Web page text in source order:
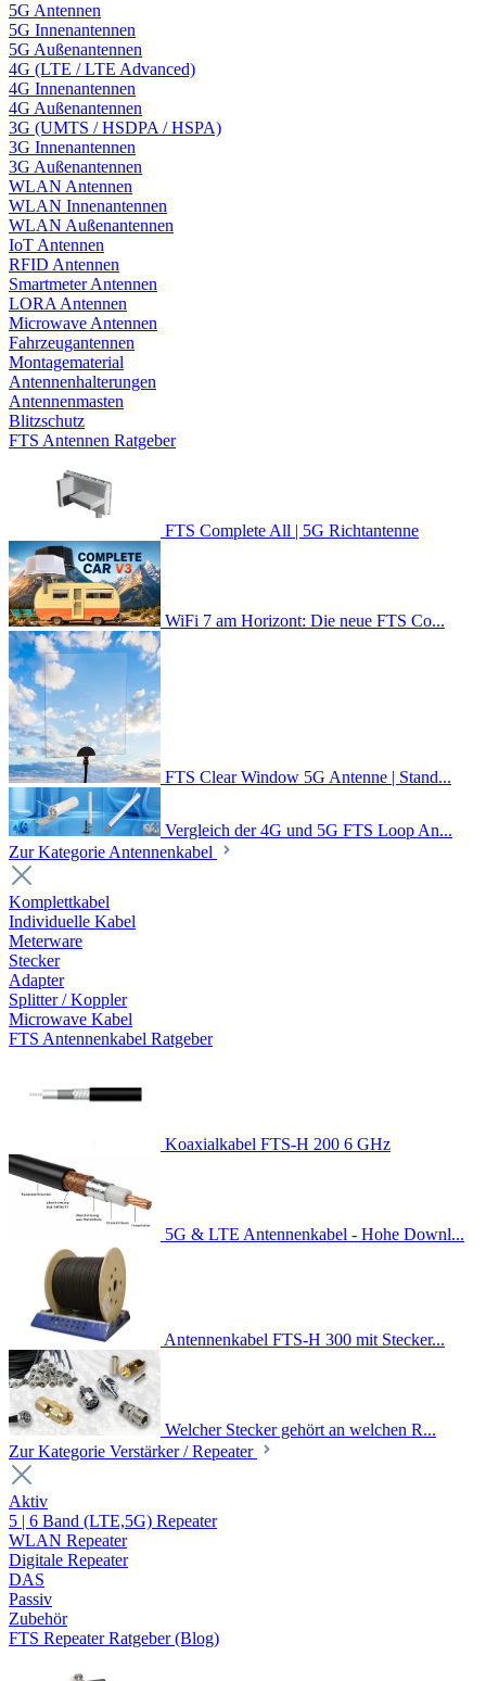
5G Antennen
5G Innenantennen
5G Außenantennen
4G (LTE / LTE Advanced)
4G Innenantennen
4G Außenantennen
3G (UMTS / HSDPA / HSPA)
3G Innenantennen
3G Außenantennen
WLAN Antennen
WLAN Innenantennen
WLAN Außenantennen
IoT Antennen
RFID Antennen
Smartmeter Antennen
LORA Antennen
Microwave Antennen
Fahrzeugantennen
Montagematerial
Antennenhalterungen
Antennenmasten
Blitzschutz
FTS Antennen Ratgeber
FTS Complete All | 5G Richtantenne
WiFi 7 am Horizont: Die neue FTS Co...
FTS Clear Window 5G Antenne | Stand...
Vergleich der 4G und 5G FTS Loop An...
Zur Kategorie Antennenkabel
Komplettkabel
Individuelle Kabel
Meterware
Stecker
Adapter
Splitter / Koppler
Microwave Kabel
FTS Antennenkabel Ratgeber
Koaxialkabel FTS-H 200 6 GHz
5G & LTE Antennenkabel - Hohe Downl...
Antennenkabel FTS-H 300 mit Stecker...
Welcher Stecker gehört an welchen R...
Zur Kategorie Verstärker / Repeater
Aktiv
5 | 6 Band (LTE,5G) Repeater
WLAN Repeater
Digitale Repeater
DAS
Passiv
Zubehör
FTS Repeater Ratgeber (Blog)